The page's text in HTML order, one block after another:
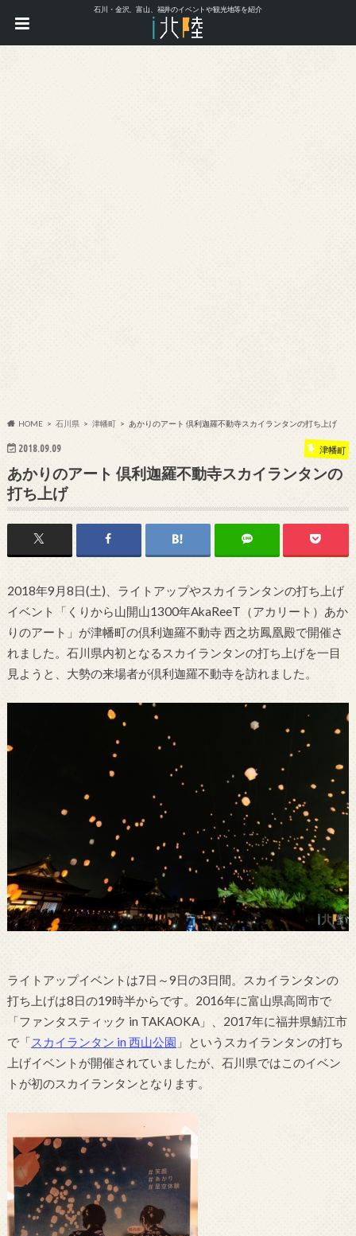
石川・金沢、富山、福井のイベントや観光地等を紹介
HOME 石川県 津幡町 あかりのアート 倶利迦羅不動寺スカイランタンの打ち上げ
2018.09.09 津幡町
あかりのアート 倶利迦羅不動寺スカイランタンの
打ち上げ
2018年9月8日(土)、ライトアップやスカイランタンの打ち上げ
イベント「くりから山開山1300年AkaReeT（アカリート）あか
りのアート」が津幡町の倶利迦羅不動寺 西之坊鳳凰殿で開催さ
れました。石川県内初となるスカイランタンの打ち上げを一目
見ようと、大勢の来場者が倶利迦羅不動寺を訪れました。
ライトアップイベントは7日～9日の3日間。スカイランタンの
打ち上げは8日の19時半からです。2016年に富山県高岡市で
「ファンタスティック in TAKAOKA」、2017年に福井県鯖江市
で「スカイランタン in 西山公園 」というスカイランタンの打ち
上げイベントが開催されていましたが、石川県ではこのイベン
トが初のスカイランタンとなります。